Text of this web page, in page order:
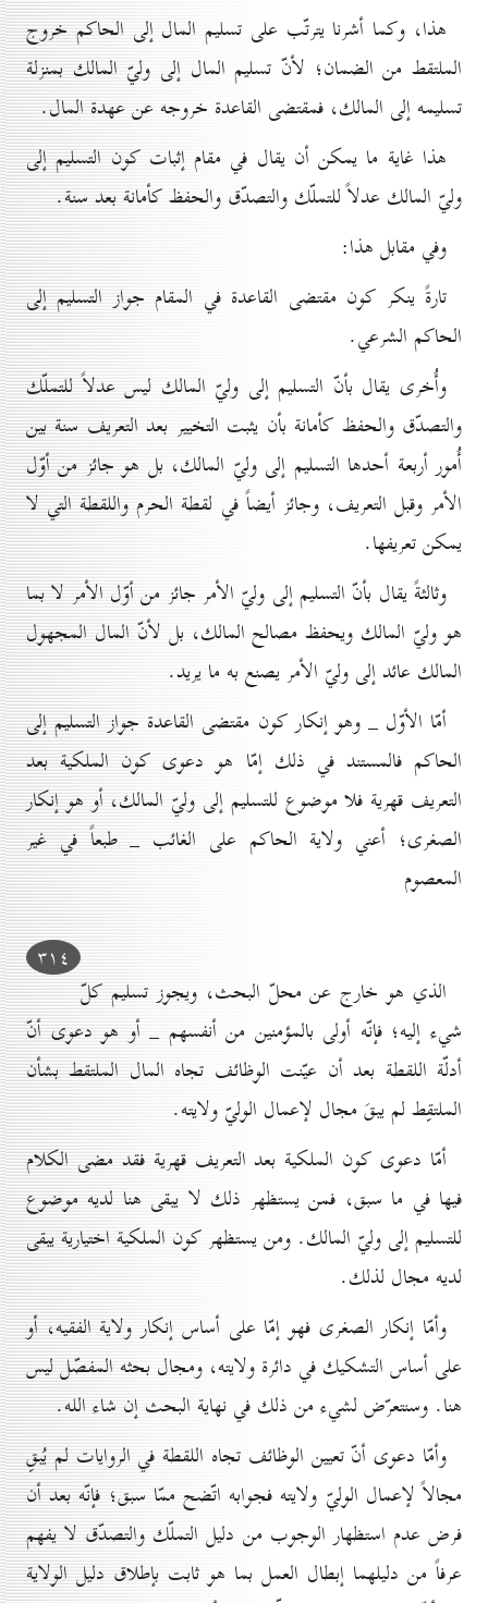
هذا، وكما أشرنا يترتّب على تسليم المال إلى الحاكم خروج
الملتقط من الضمان؛ لأنّ تسليم المال إلى وليّ المالك بمنزلة
تسليمه إلى المالك، فمقتضى القاعدة خروجه عن عهدة المال.
هذا غاية ما يمكن أن يقال في مقام إثبات كون التسليم إلى
وليّ المالك عدلاً للتملّك والتصدّق والحفظ كأمانة بعد سنة.
وفي مقابل هذا:
تارةً ينكر كون مقتضى القاعدة في المقام جواز التسليم إلى
الحاكم الشرعي.
وأُخرى يقال بأنّ التسليم إلى وليّ المالك ليس عدلاً للتملّك
والتصدّق والحفظ كأمانة بأن يثبت التخيير بعد التعريف سنة بين
أُمور أربعة أحدها التسليم إلى وليّ المالك، بل هو جائز من أوّل
الأمر وقبل التعريف، وجائز أيضاً في لقطة الحرم واللقطة التي لا
يمكن تعريفها.
وثالثةً يقال بأنّ التسليم إلى وليّ الأمر جائز من أوّل الأمر لا بما
هو وليّ المالك ويحفظ مصالح المالك، بل لأنّ المال المجهول
المالك عائد إلى وليّ الأمر يصنع به ما يريد.
أمّا الأوّل _ وهو إنكار كون مقتضى القاعدة جواز التسليم إلى
الحاكم فالمستند في ذلك إمّا هو دعوى كون الملكية بعد
التعريف قهرية فلا موضوع للتسليم إلى وليّ المالك، أو هو إنكار
الصغرى؛ أعني ولاية الحاكم على الغائب _ طبعاً في غير
المعصوم
۳۱٤
الذي هو خارج عن محلّ البحث، ويجوز تسليم كلّ
شيء إليه؛ فإنّه أولى بالمؤمنين من أنفسهم _ أو هو دعوى أنّ
أدلّة اللقطة بعد أن عيّنت الوظائف تجاه المال الملتقط بشأن
الملتقِط لم يبقَ مجال لإعمال الوليّ ولايته.
أمّا دعوى كون الملكية بعد التعريف قهرية فقد مضى الكلام
فيها في ما سبق، فمن يستظهر ذلك لا يبقى هنا لديه موضوع
للتسليم إلى وليّ المالك. ومن يستظهر كون الملكية اختيارية يبقى
لديه مجال لذلك.
وأمّا إنكار الصغرى فهو إمّا على أساس إنكار ولاية الفقيه، أو
على أساس التشكيك في دائرة ولايته، ومجال بحثه المفصّل ليس
هنا. وسنتعرّض لشيء من ذلك في نهاية البحث إن شاء الله.
وأمّا دعوى أنّ تعيين الوظائف تجاه اللقطة في الروايات لم يُبقِ
مجالاً لإعمال الوليّ ولايته فجوابه اتّضح ممّا سبق؛ فإنّه بعد أن
فرض عدم استظهار الوجوب من دليل التملّك والتصدّق لا يفهم
عرفاً من دليلهما إبطال العمل بما هو ثابت بإطلاق دليل الولاية